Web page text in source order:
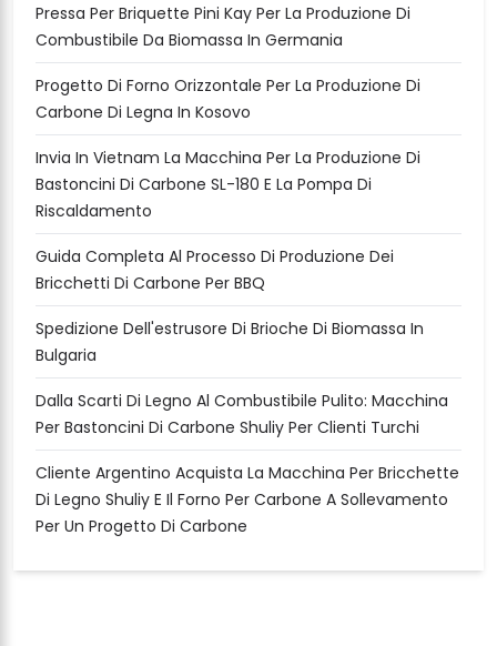
Pressa Per Briquette Pini Kay Per La Produzione Di
Combustibile Da Biomassa In Germania
Progetto Di Forno Orizzontale Per La Produzione Di
Carbone Di Legna In Kosovo
Invia In Vietnam La Macchina Per La Produzione Di
Bastoncini Di Carbone SL-180 E La Pompa Di
Riscaldamento
Guida Completa Al Processo Di Produzione Dei
Bricchetti Di Carbone Per BBQ
Spedizione Dell'estrusore Di Brioche Di Biomassa In
Bulgaria
Dalla Scarti Di Legno Al Combustibile Pulito: Macchina
Per Bastoncini Di Carbone Shuliy Per Clienti Turchi
Cliente Argentino Acquista La Macchina Per Bricchette
Di Legno Shuliy E Il Forno Per Carbone A Sollevamento
Per Un Progetto Di Carbone